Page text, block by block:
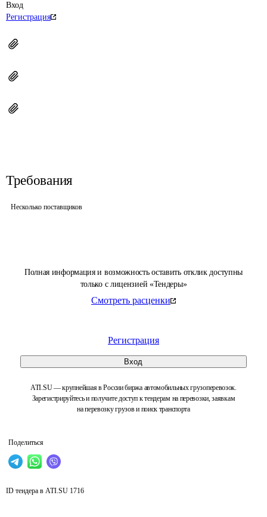
Полная информация и возможность оставить отклик доступны
только с лицензией «Тендеры»
Смотреть расценки
Регистрация
Вход
ATI.SU — крупнейшая в России биржа автомобильных грузоперевозок.
Зарегистрируйтесь и получите доступ к тендерам на перевозки, заявкам
на перевозку грузов и поиск транспорта
Поделиться
Вход
Регистрация
Требования
Несколько поставщиков
ID тендера в ATI.SU 1716